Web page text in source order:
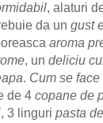
, alaturi
da un gust
aroma
, un deliciu
. Cum se
de 4 copane de
, 3 linguri pasta